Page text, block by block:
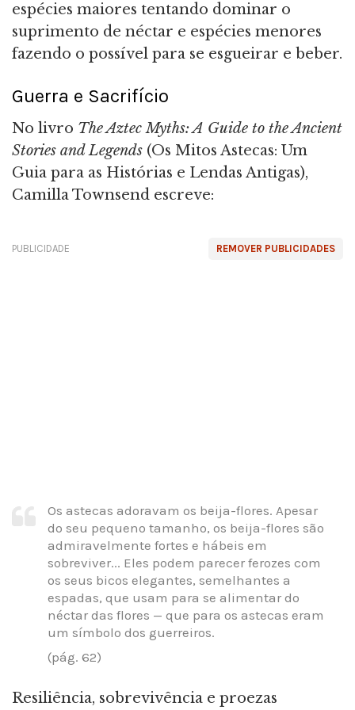
espécies maiores tentando dominar o
suprimento de néctar e espécies menores
fazendo o possível para se esgueirar e beber.
Guerra e Sacrifício
No livro The Aztec Myths: A Guide to the Ancient
Stories and Legends (Os Mitos Astecas: Um
Guia para as Histórias e Lendas Antigas),
Camilla Townsend escreve:
REMOVER PUBLICIDADES
PUBLICIDADE
Os astecas adoravam os beija-flores. Apesar
do seu pequeno tamanho, os beija-flores são
admiravelmente fortes e hábeis em
sobreviver... Eles podem parecer ferozes com
os seus bicos elegantes, semelhantes a
espadas, que usam para se alimentar do
néctar das flores — que para os astecas eram
um símbolo dos guerreiros.
(pág. 62)
Resiliência, sobrevivência e proezas